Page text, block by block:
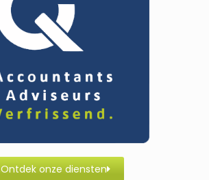
Ontdek onze diensten